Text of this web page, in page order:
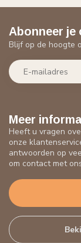
Meer
Heeft u vragen
onze
antwoorden op
om contact met
Abonneer je
Blijf op de hoogte